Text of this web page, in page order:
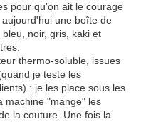
pour qu'on ait le courage
une boîte de
noir, gris, kaki et
thermo-soluble, issues
je teste les
: je les place sous les
machine "mange" les
la couture. Une fois la